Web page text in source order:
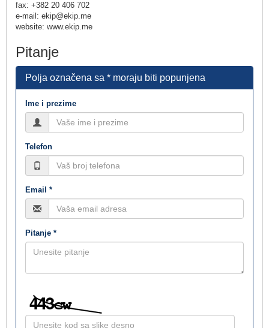
fax: +382 20 406 702
e-mail: ekip@ekip.me
website: www.ekip.me
Pitanje
Polja označena sa * moraju biti popunjena
Ime i prezime
Telefon
Email *
Pitanje *